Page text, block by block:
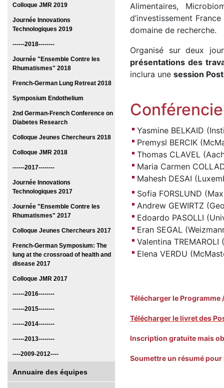
Colloque JMR 2019
Journée Innovations
Technologiques 2019
------2018--------
Journée "Ensemble Contre les
Rhumatismes" 2018
French-German Lung Retreat 2018
Symposium Endothelium
2nd German-French Conference on
Diabetes Research
Colloque Jeunes Chercheurs 2018
Colloque JMR 2018
------2017--------
Journée Innovations
Technologiques 2017
Journée "Ensemble Contre les
Rhumatismes" 2017
Colloque Jeunes Chercheurs 2017
French-German Symposium: The
lung at the crossroad of health and
disease 2017
Colloque JMR 2017
------2016--------
------2015--------
------2014--------
------2013--------
----2009-2012----
Annuaire des équipes
Alimentaires,
d’investissement
domaine de recherche.
Organisé sur deux
présentations des
inclura une session
Yasmine BELKAID
Premysl BERCIK
Thomas CLAVEL
Maria Carmen
Mahesh DESAI
Sofia FORSLUND
Andrew GEWIRTZ
Edoardo PASOLLI
Eran SEGAL
Valentina
Elena VERDU
Télécharger le
Télécharger le livret des
Inscription gratuite mais
Soumettre un résumé